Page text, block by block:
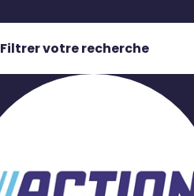
Filtrer votre recherche